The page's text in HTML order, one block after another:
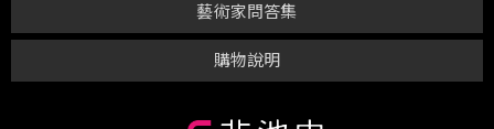
購物說明
藝術家問答集